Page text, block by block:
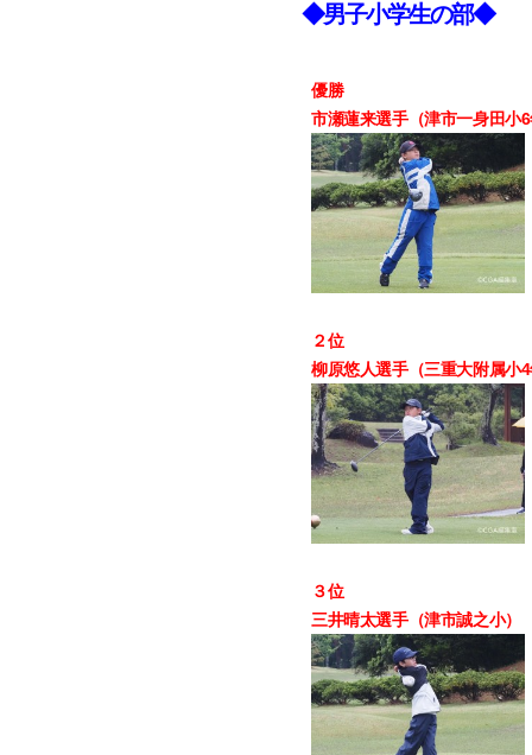
◆男子小学生の部◆
優勝
市瀬蓮来選手（津市一身田
２位
柳原悠人選手（三重大附属
３位
三井晴太選手（津市誠之小